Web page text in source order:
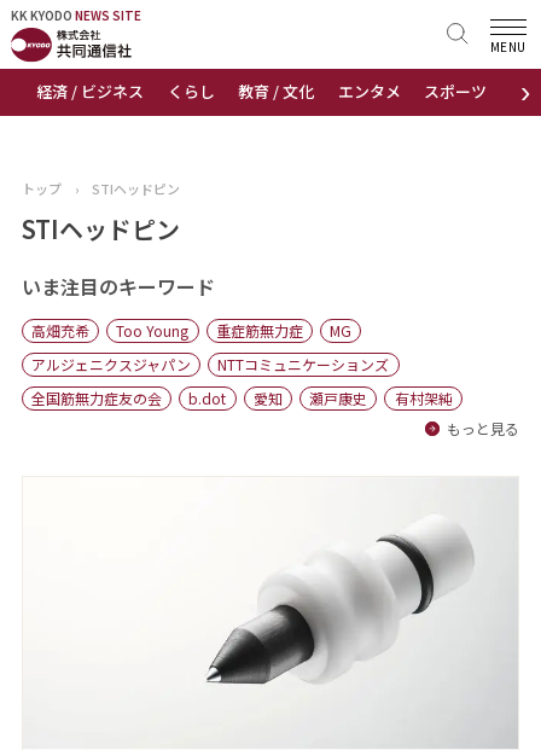
KK KYODO NEWS SITE
›
経済 / ビジネス くらし 教育 / 文化 エンタメ スポーツ 地域
MENU
KK KYODONEWS SITE
トップページ
ニュース
おすすめコンテンツ
出版物
会社概要
トップ › STIヘッドピン
STIヘッドピン
いま注目のキーワード
高畑充希 Too Young 重症筋無力症
MG
アルジェニクスジャパン
NTTコミュニケーションズ
全国筋無力症友の会
b.dot 愛知 瀬戸康史
有村架純
もっと見る